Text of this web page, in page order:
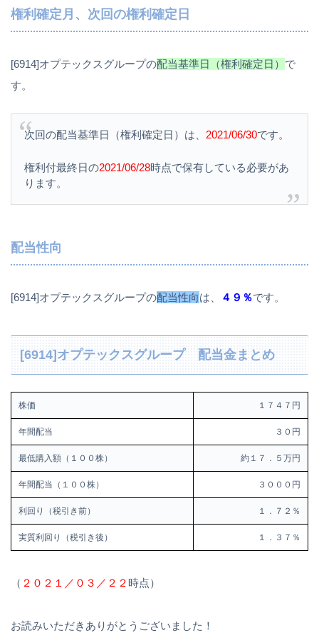
権利確定月、次回の権利確定日
[6914]オプテックスグループの配当基準日（権利確定日） で
す。
次回の配当基準日（権利確定日）は、 2021/06/30です。
権利付最終日の2021/06/28時点で保有している必要があ
ります。
配当性向
[6914]オプテックスグループの配当性向は、 ４９％です。
[6914]オプテックスグループ 配当金まとめ
株価 １７４７円
年間配当 ３０円
最低購入額（１００株） 約１７．５万円
年間配当（１００株） ３０００円
利回り（税引き前） １．７２％
実質利回り（税引き後） １．３７％
（ ２０２１／０３／２２時点）
お読みいただきありがとうございました！